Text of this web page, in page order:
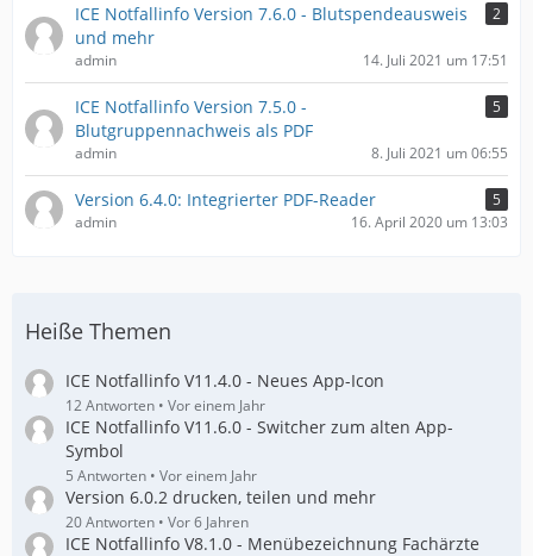
ICE Notfallinfo Version 7.6.0 - Blutspendeausweis
und mehr
2
admin 14. Juli 2021 um 17:51
ICE Notfallinfo Version 7.5.0 -
Blutgruppennachweis als PDF
5
admin 8. Juli 2021 um 06:55
Version 6.4.0: Integrierter PDF-Reader
5
admin
16. April 2020 um 13:03
Heiße Themen
ICE Notfallinfo V11.4.0 - Neues App-Icon
12 Antworten Vor einem Jahr
ICE Notfallinfo V11.6.0 - Switcher zum alten App-
Symbol
5 Antworten Vor einem Jahr
Version 6.0.2 drucken, teilen und mehr
20 Antworten Vor 6 Jahren
ICE Notfallinfo V8.1.0 - Menübezeichnung Fachärzte